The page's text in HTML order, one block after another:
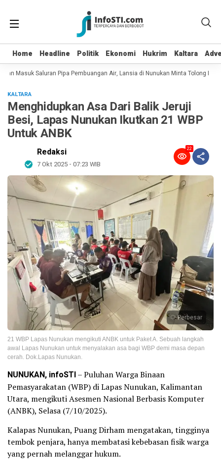
Home Headline Politik Ekonomi Hukrim Kaltara
Home Headline Politik Ekonomi Hukrim Kaltara
Masuk Saluran Pipa Pembuangan Air, Lansia di Nunukan Minta Tolong
KALTARA
Menghidupkan Asa Dari Balik Jeruji
Besi, Lapas Nunukan Ikutkan 21 WBP
Untuk ANBK
Redaksi
7 Okt 2025 - 07:23 WIB
22
Perbesar
21 WBP Lapas Nunukan mengikuti ANBK untuk Paket A. Sebuah langkah
awal Lapas Nunukan untuk menyalakan asa bagi WBP demi masa depan
cerah. Dok.Lapas Nunukan.
NUNUKAN, infoSTI– Puluhan Warga Binaan
Pemasyarakatan (WBP) di Lapas Nunukan, Kalimantan
Utara, mengikuti Asesmen Nasional Berbasis Komputer
(ANBK), Selasa (7/10/2025).
Kalapas Nunukan, Puang Dirham mengatakan, tingginya
tembok penjara, hanya membatasi kebebasan fisik warga
yang pernah melanggar hukum.